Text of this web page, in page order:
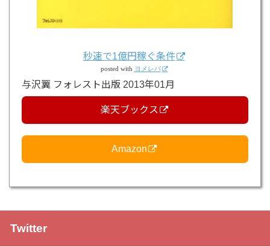
秒速で1億円稼ぐ条件
posted with ヨメレバ
与沢翼 フォレスト出版 2013年01月
楽天ブックス
Amazon
Twitter